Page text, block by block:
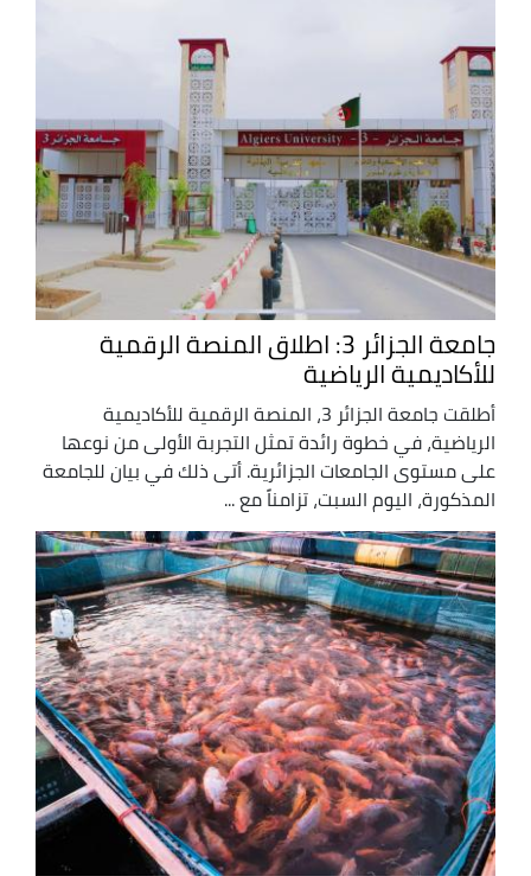
جامعة الجزائر 3: اطلاق المنصة الرقمية
للأكاديمية الرياضية
أطلقت جامعة الجزائر 3، المنصة الرقمية للأكاديمية
الرياضية، في خطوة رائدة تمثل التجربة الأولى من نوعها
على مستوى الجامعات الجزائرية. أتى ذلك في بيان للجامعة
المذكورة، اليوم السبت، تزامناً مع ...